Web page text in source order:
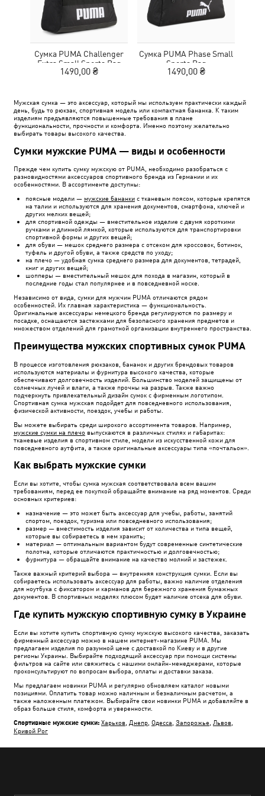
Сумка PUMA Challenger
Extra Small Sports Bag
1490,00 ₴
Сумка PUMA Phase Small
Sports Bag
1490,00 ₴
Мужская сумка — это аксессуар, который мы используем практически каждый
день, будь то рюкзак, спортивная модель или компактная бананка. К таким
изделиям предъявляются повышенные требования в плане
функциональности, прочности и комфорта. Именно поэтому желательно
выбирать товары высокого качества.
Сумки мужские PUMA — виды и особенности
Прежде чем купить сумку мужскую от PUMA, необходимо разобраться с
разновидностями аксессуаров спортивного бренда из Германии и их
особенностями. В ассортименте доступны:
поясные модели — мужские бананки с тканевым поясом, которые крепятся
на талии и используются для хранения документов, смартфона, ключей и
других мелких вещей;
для спортивной одежды — вместительное изделие с двумя короткими
ручками и длинной лямкой, которые используются для транспортировки
спортивной формы и других вещей;
для обуви — мешок среднего размера с отсеком для кроссовок, ботинок,
туфель и другой обуви, а также средств по уходу;
на плечо — удобная сумка среднего размера для документов, тетрадей,
книг и других вещей;
шопперы — вместительный мешок для похода в магазин, который в
последние годы стал популярнее и в повседневной носке.
Независимо от вида, сумки для мужчин PUMA отличаются рядом
особенностей. Их главная характеристика — функциональность.
Оригинальные аксессуары немецкого бренда регулируются по размеру и
посадке, оснащаются застежками для безопасного хранения предметов и
множеством отделений для грамотной организации внутреннего пространства.
Преимущества мужских спортивных сумок PUMA
В процессе изготовления рюкзаков, бананок и других брендовых товаров
используются материалы и фурнитура высокого качества, которые
обеспечивают долговечность изделий. Большинство моделей защищены от
солнечных лучей и влаги, а также прочны на разрыв. Также важно
подчеркнуть привлекательный дизайн сумок с фирменным логотипом.
Спортивная сумка мужская подойдет для повседневного использования,
физической активности, поездок, учебы и работы.
Вы можете выбирать среди широкого ассортимента товаров. Например,
мужские сумки на плечо выпускаются в различных стилях и габаритах:
тканевые изделия в спортивном стиле, модели из искусственной кожи для
повседневного аутфита, а также оригинальные аксессуары типа «почтальон».
Как выбрать мужские сумки
Если вы хотите, чтобы сумка мужская соответствовала всем вашим
требованиям, перед ее покупкой обращайте внимание на ряд моментов. Среди
основных критериев:
назначение — это может быть аксессуар для учебы, работы, занятий
спортом, поездок, туризма или повседневного использования;
размер — вместимость изделия зависит от количества и типа вещей,
которые вы собираетесь в нем хранить;
материал — оптимальным вариантом будут современные синтетические
полотна, которые отличаются практичностью и долговечностью;
фурнитура — обращайте внимание на качество молний и застежек.
Также важный критерий выбора — внутренняя конструкция сумки. Если вы
собираетесь использовать аксессуар для работы, важно наличие отделения
для ноутбука с фиксатором и карманов для бережного хранения бумажных
документов. В спортивных моделях плюсом будет наличие отсека для обуви.
Где купить мужскую спортивную сумку в Украине
Если вы хотите купить спортивную сумку мужскую высокого качества, заказать
фирменный аксессуар можно в нашем интернет-магазине PUMA. Мы
предлагаем изделия по разумной цене с доставкой по Киеву и в другие
регионы Украины. Выбирайте подходящий аксессуар при помощи системы
фильтров на сайте или свяжитесь с нашими онлайн-менеджерами, которые
проконсультируют по вопросам выбора, оплаты и доставки заказа.
Мы предлагаем новинки PUMA и регулярно обновляем каталог новыми
позициями. Оплатить товар можно наличным и безналичным расчетом, а
также наложенным платежом. Выбирайте свои новинки PUMA и добавляйте в
образ больше стиля, комфорта и уверенности.
Спортивные мужские сумки: Харьков Днепр Одесса Запорожье Львов
Кривой Рог